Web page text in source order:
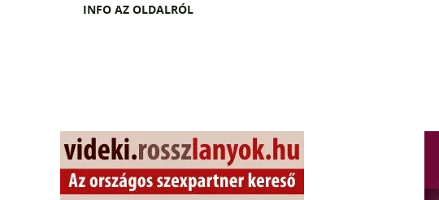
INFO AZ OLDALRÓL